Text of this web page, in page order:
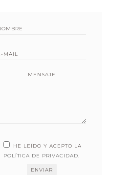
MENSAJE
HE LEÍDO Y ACEPTO LA
POLÍTICA DE PRIVACIDAD.